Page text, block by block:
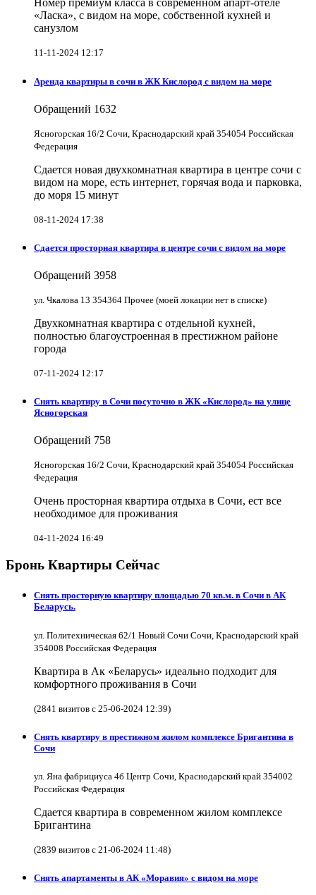
Номер премиум класса в современном апарт-отеле
«Ласка», с видом на море, собственной кухней и
санузлом
11-11-2024 12:17
Аренда квартиры в сочи в ЖК Кислород с видом на море
Обращений 1632
Ясногорская 16/2 Сочи, Краснодарский край 354054 Российская
Федерация
Сдается новая двухкомнатная квартира в центре сочи с
видом на море, есть интернет, горячая вода и парковка,
до моря 15 минут
08-11-2024 17:38
Сдается просторная квартира в центре сочи с видом на море
Обращений 3958
ул. Чкалова 13 354364 Прочее (моей локации нет в списке)
Двухкомнатная квартира с отдельной кухней,
полностью благоустроенная в престижном районе
города
07-11-2024 12:17
Снять квартиру в Cочи посуточно в ЖК «Кислород» на улице
Ясногорская
Обращений 758
Ясногорская 16/2 Сочи, Краснодарский край 354054 Российская
Федерация
Очень просторная квартира отдыха в Сочи, ест все
необходимое для проживания
04-11-2024 16:49
Бронь Квартиры Сейчас
Снять просторную квартиру площадью 70 кв.м. в Сочи в АК
Беларусь.
ул. Политехническая 62/1 Новый Сочи Сочи, Краснодарский край
354008 Российская Федерация
Квартира в Ак «Беларусь» идеально подходит для
комфортного проживания в Сочи
(2841 визитов с 25-06-2024 12:39)
Снять квартиру в престижном жилом комплексе Бригантина в
Сочи
ул. Яна фабрициуса 4б Центр Сочи, Краснодарский край 354002
Российская Федерация
Сдается квартира в современном жилом комплексе
Бригантина
(2839 визитов с 21-06-2024 11:48)
Снять апартаменты в АК «Моравия» с видом на море